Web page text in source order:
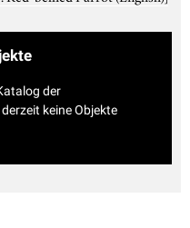
der
keine Objekte